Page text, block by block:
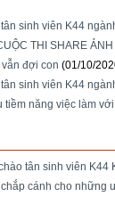
sinh viên K44
THI SHARE
vẫn đợi con (01/10/
sinh viên K44
tiềm năng việc làm
tân sinh viên K44
cánh cho những